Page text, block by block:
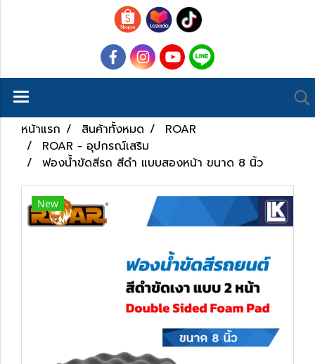
หน้าแรก สินค้าทั้งหมด
ROAR
ROAR - อุปกรณ์เสริม
ฟองน้ำขัดสีรถ สีดำ แบบสองหน้า ขนาด 8 นิ้ว
New